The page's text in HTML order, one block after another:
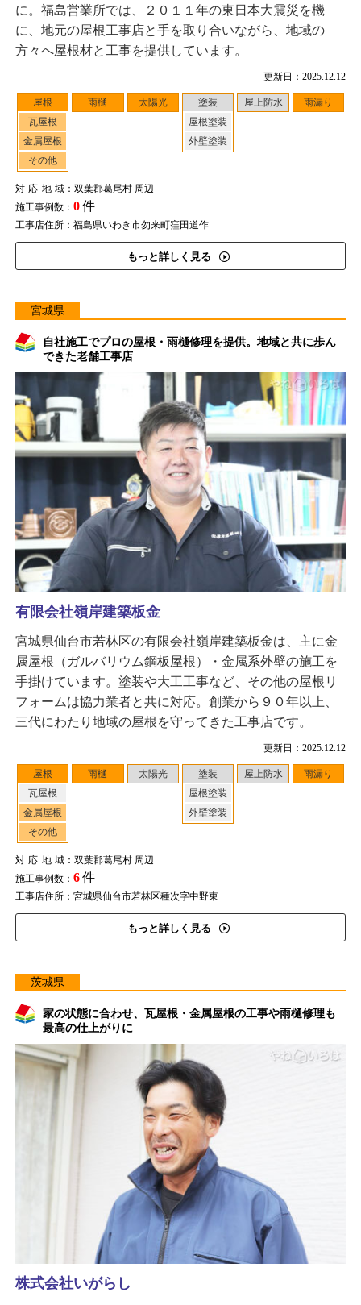
更新日：2025.12.12
屋根
瓦屋根
金属屋根
その他
雨樋 太陽光
塗装
屋根塗装
外壁塗装
屋上防水 雨漏り
対応地域：双葉郡葛尾村 周辺
施工事例数： 0件
工事店住所：福島県いわき市勿来町窪田道作
もっと詳しく見る
に。福島営業所では、２０１１年の東日本大震災を機
に、地元の屋根工事店と手を取り合いながら、地域の
方々へ屋根材と工事を提供しています。
宮城県
自社施工でプロの屋根・雨樋修理を提供。地域と共に歩ん
できた老舗工事店
更新日：2025.12.12
屋根
瓦屋根
金属屋根
その他
雨樋 太陽光
塗装
屋根塗装
外壁塗装
屋上防水 雨漏り
対応地域：双葉郡葛尾村 周辺
施工事例数： 6件
工事店住所：宮城県仙台市若林区種次字中野東
もっと詳しく見る
有限会社嶺岸建築板金
宮城県仙台市若林区の有限会社嶺岸建築板金は、主に金
属屋根（ガルバリウム鋼板屋根）・金属系外壁の施工を
手掛けています。塗装や大工工事など、その他の屋根リ
フォームは協力業者と共に対応。創業から９０年以上、
三代にわたり地域の屋根を守ってきた工事店です。
茨城県
家の状態に合わせ、瓦屋根・金属屋根の工事や雨樋修理も
最高の仕上がりに
株式会社いがらし